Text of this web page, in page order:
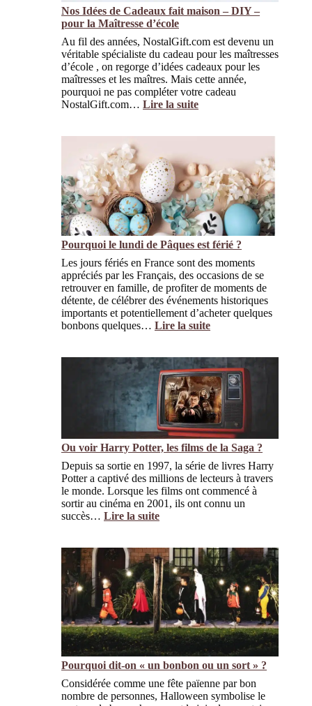
u
u
n
e
S
a
a
l
e
n
n
n
o
u
b
l
b
l
e
l
a
s
i
q
u
e
e
m
a
n
q
u
e
n
t
p
a
s
d
e
a
i
r
e
e
f
f
e
e
n
t
c
o
a
c
h
s
p
o
r
t
Nos Idées de Cadeaux fait maison – DIY –
pour la Maîtresse d’école
Au fil des années, NostalGift.com est devenu un
véritable spécialiste du cadeau pour les maîtresses
d’école , on regorge d’idées cadeaux pour les
maîtresses et les maîtres. Mais cette année,
pourquoi ne pas compléter votre cadeau
NostalGift.com… Lire la suite
I
d
é
e
s
d
e
a
d
e
a
u
x
a
i
t
m
a
i
s
o
n
–
D
I
Y
u
r
a
M
a
î
t
r
e
s
s
Pourquoi le lundi de Pâques est férié ?
Les jours fériés en France sont des moments
appréciés par les Français, des occasions de se
retrouver en famille, de profiter de moments de
détente, de célébrer des événements historiques
importants et potentiellement d’acheter quelques
bonbons quelques… Lire la suite
o
u
r
q
u
o
i
l
e
l
u
n
e
P
â
q
e
s
e
s
t
é
r
Ou voir Harry Potter, les films de la Saga ?
Depuis sa sortie en 1997, la série de livres Harry
Potter a captivé des millions de lecteurs à travers
le monde. Lorsque les films ont commencé à
sortir au cinéma en 2001, ils ont connu un
succès… Lire la suite
u
v
o
i
r
H
a
r
r
y
o
t
Pourquoi dit-on « un bonbon ou un sort » ?
Considérée comme une fête païenne par bon
nombre de personnes, Halloween symbolise le